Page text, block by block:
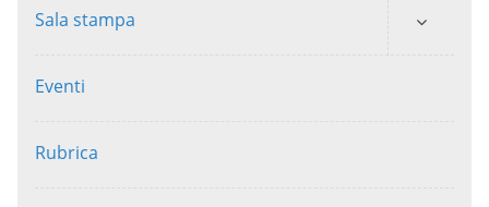
Sala stampa
Eventi
Rubrica